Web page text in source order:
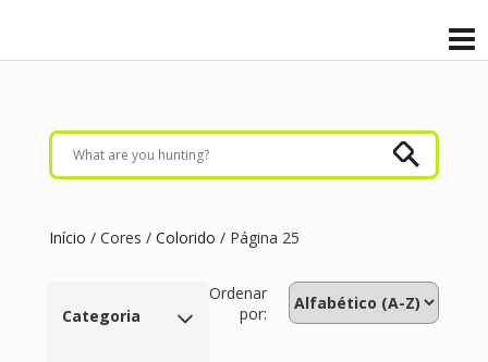
Início / Cores / Colorido / Página 25
Categoria
Ordenar
por: